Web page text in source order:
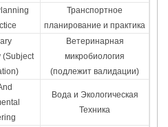
Транспортное
планирование и практика
(Subject
Ветеринарная
микробиология
(подлежит валидации)
Вода и Экологическая
Техника